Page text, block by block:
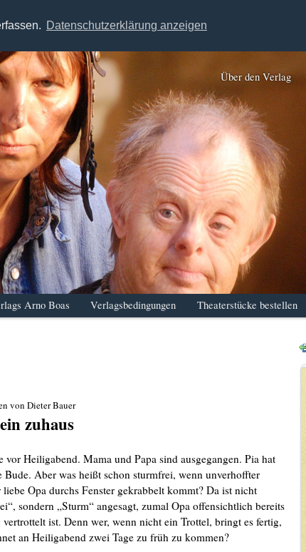
Datenschutzerklärung anzeigen
Über den Verlag
Arno Boas Verlagsbedingungen Theaterstücke bestellen
von Dieter Bauer
zuhaus
vor Heiligabend. Mama und Papa sind ausgegangen. Pia hat
Bude. Aber was heißt schon sturmfrei, wenn unverhoffter
liebe Opa durchs Fenster gekrabbelt kommt? Da ist nicht
sondern „Sturm“ angesagt, zumal Opa offensichtlich bereits
ist. Denn wer, wenn nicht ein Trottel, bringt es fertig,
an Heiligabend zwei Tage zu früh zu kommen?